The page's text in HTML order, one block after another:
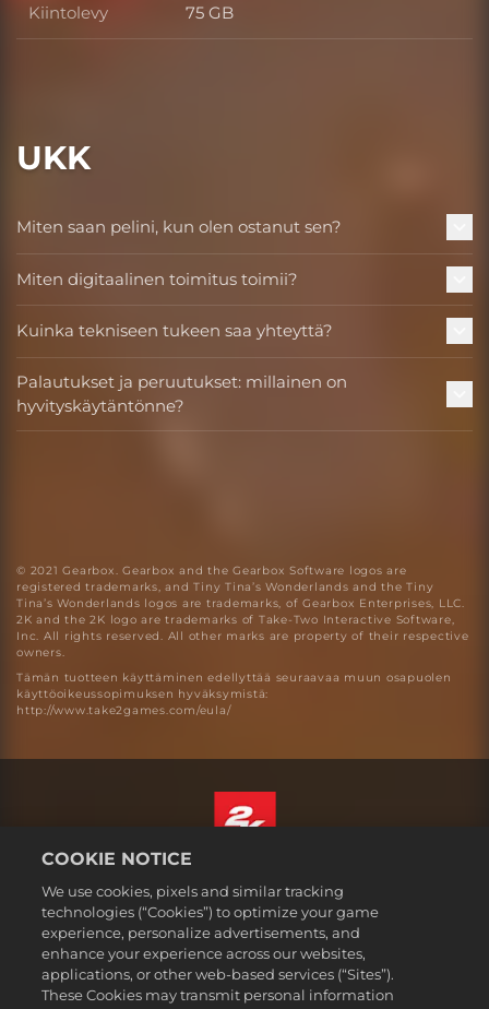
Kiintolevy Kiintolevy
75 GB
UKK
Miten saan pelini, kun olen ostanut sen?
Miten digitaalinen toimitus toimii?
Kuinka tekniseen tukeen saa yhteyttä?
Palautukset ja peruutukset: millainen on
hyvityskäytäntönne?
© 2021 Gearbox. Gearbox and the Gearbox Software logos are
registered trademarks, and Tiny Tina’s Wonderlands and the Tiny
Tina’s Wonderlands logos are trademarks, of Gearbox Enterprises, LLC.
2K and the 2K logo are trademarks of Take-Two Interactive Software,
Inc. All rights reserved. All other marks are property of their respective
owners.
Tämän tuotteen käyttäminen edellyttää seuraavaa muun osapuolen
käyttöoikeussopimuksen hyväksymistä:
http://www.take2games.com/eula/
Lakitiedot
Tietosuojakäytäntö
Evästekäytäntö
Tuki
Suomi
COOKIE NOTICE
We use cookies, pixels and similar tracking
technologies (“Cookies”) to optimize your game
experience, personalize advertisements, and
enhance your experience across our websites,
applications, or other web-based services (“Sites”).
These Cookies may transmit personal information